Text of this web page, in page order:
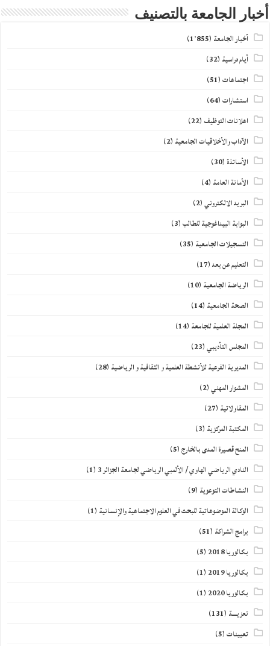
أخبار الجامعة بالتصنيف
أخبار الجامعة (1٬855)
أيام دراسية (32)
اجتماعات(51)
استشارات(64)
اعلانات التوظيف (22)
الآداب والأخلاقيات الجامعية (2)
الأساتذة(30)
الأمانة العامة (4)
البريد الالكتروني(2)
البوابة البيداغوجية للطالب(3)
التسجيلات الجامعية (35)
التعليم عن بعد(17)
الرياضة الجامعية (10)
الصحة الجامعية (14)
المجلة العلمية للجامعة (14)
المجلس التأديبي(23)
المديرية الفرعية للأنشطة العلمية و الثقافية و الرياضية (28)
المشوار المهني(2)
المقاولاتية (27)
المكتبة المركزية (3)
المنح قصيرة المدى بالخارج(5)
النادي الرياضي الهاوي / الألمبي الرياضي لجامعة الجزائر 3 (1)
النشاطات التوعوية (9)
الوكالة الموضوعاتية للبحث في العلوم الاجتماعية والإنسانية (1)
برامج الشراكة (51)
بكالوريا 2018
(5)
بكالوريا 2019
(1)
بكالوريا 2020
(1)
تعزيــــة (131)
تعيينات(5)